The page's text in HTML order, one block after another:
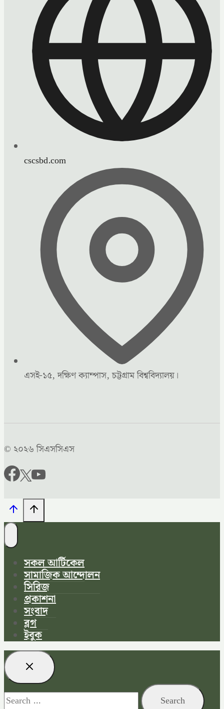
cscsbd.com
এসই-১৫, দক্ষিণ ক্যাম্পাস, চট্টগ্রাম বিশ্ববিদ্যালয়।
© ২০২৬ সিএসসিএস
সকল আর্টিকেল
সামাজিক আন্দোলন
সিরিজ
প্রকাশনা
সংবাদ
ব্লগ
ইবুক
Search
for: